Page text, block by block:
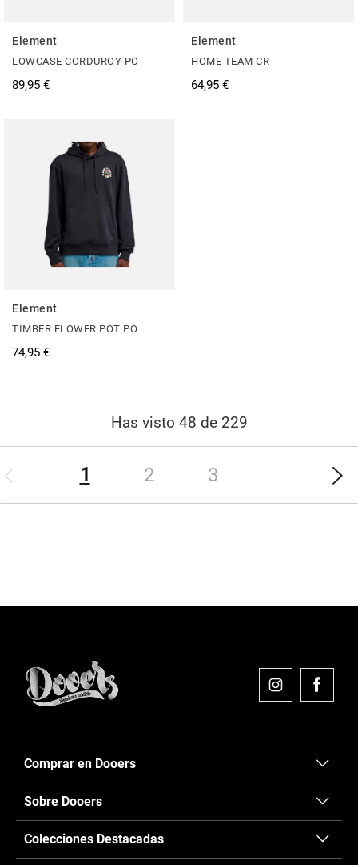
Element
LOWCASE CORDUROY PO
89,95 €
Element
HOME TEAM CR
64,95 €
Element
TIMBER FLOWER POT PO
74,95 €
Has visto 48 de 229
1 (current)
2 3
Comprar en Dooers
Sobre Dooers
Colecciones Destacadas